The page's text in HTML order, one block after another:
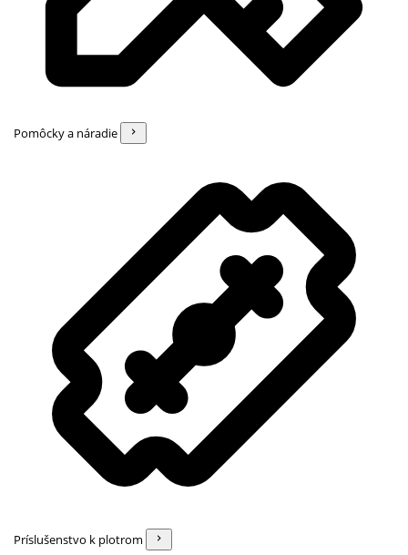
Pomôcky a náradie
Príslušenstvo k plotrom